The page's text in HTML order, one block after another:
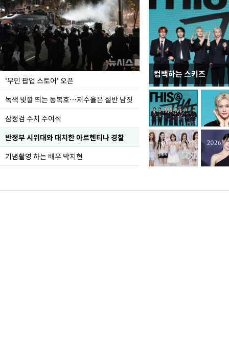
'무민 팝업 스토어' 오픈
녹색 빛깔 띄는 동복호…저수율은 절반 남짓
삼정검 수치 수여식
반정부 시위대와 대치한 아르헨티나 경찰
기념촬영 하는 배우 박지현
컴백하는 스키즈
지석천 뒤덮은 개구리